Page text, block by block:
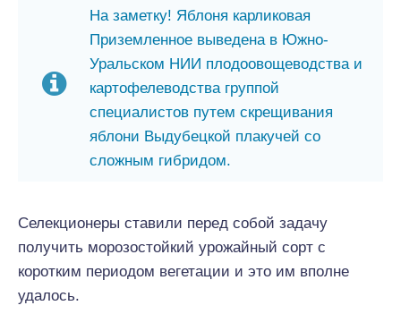
На заметку! Яблоня карликовая
Приземленное выведена в Южно-
Уральском НИИ плодоовощеводства и
картофелеводства группой
специалистов путем скрещивания
яблони Выдубецкой плакучей со
сложным гибридом.
Селекционеры ставили перед собой задачу
получить морозостойкий урожайный сорт с
коротким периодом вегетации и это им вполне
удалось.